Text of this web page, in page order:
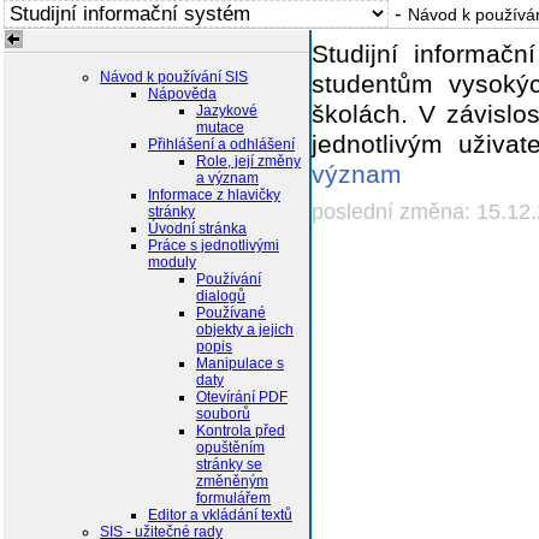
- Návod k
Návod k používání SIS
Nápověda
Jazykové
mutace
Přihlášení a odhlášení
Role, její změny
a význam
Informace z hlavičky
stránky
Úvodní stránka
Práce s jednotlivými
moduly
Používání
dialogů
Používané
objekty a jejich
popis
Manipulace s
daty
Otevírání PDF
souborů
Kontrola před
opuštěním
stránky se
změněným
formulářem
Editor a vkládání textů
SIS - užitečné rady
Studijní
studentům
školách. V
jednotlivým
význam
poslední změna: